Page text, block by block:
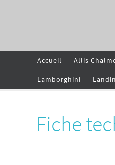
Accueil Allis
Lamborghini
Fiche